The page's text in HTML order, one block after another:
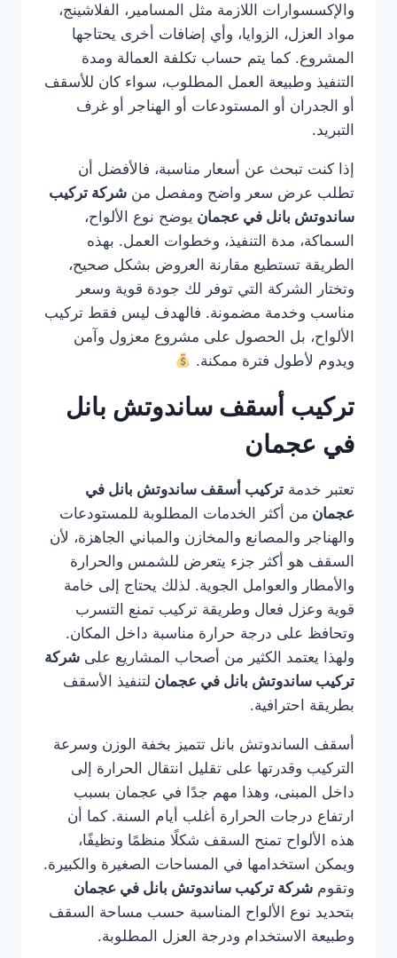
والإكسسوارات اللازمة مثل المسامير، الفلاشينج،
مواد العزل، الزوايا، وأي إضافات أخرى يحتاجها
المشروع. كما يتم حساب تكلفة العمالة ومدة
التنفيذ وطبيعة العمل المطلوب، سواء كان للأسقف
أو الجدران أو المستودعات أو الهناجر أو غرف
التبريد.
إذا كنت تبحث عن أسعار مناسبة، فالأفضل أن
تطلب عرض سعر واضح ومفصل من شركة تركيب
ساندوتش بانل في عجمان يوضح نوع الألواح،
السماكة، مدة التنفيذ، وخطوات العمل. بهذه
الطريقة تستطيع مقارنة العروض بشكل صحيح،
وتختار الشركة التي توفر لك جودة قوية وسعر
مناسب وخدمة مضمونة. فالهدف ليس فقط تركيب
الألواح، بل الحصول على مشروع معزول وآمن
ويدوم لأطول فترة ممكنة.
تركيب أسقف ساندوتش بانل
في عجمان
تعتبر خدمة تركيب أسقف ساندوتش بانل في
عجمان من أكثر الخدمات المطلوبة للمستودعات
والهناجر والمصانع والمخازن والمباني الجاهزة، لأن
السقف هو أكثر جزء يتعرض للشمس والحرارة
والأمطار والعوامل الجوية. لذلك يحتاج إلى خامة
قوية وعزل فعال وطريقة تركيب تمنع التسرب
وتحافظ على درجة حرارة مناسبة داخل المكان.
ولهذا يعتمد الكثير من أصحاب المشاريع على شركة
تركيب ساندوتش بانل في عجمان لتنفيذ الأسقف
بطريقة احترافية.
أسقف الساندوتش بانل تتميز بخفة الوزن وسرعة
التركيب وقدرتها على تقليل انتقال الحرارة إلى
داخل المبنى، وهذا مهم جدًا في عجمان بسبب
ارتفاع درجات الحرارة أغلب أيام السنة. كما أن
هذه الألواح تمنح السقف شكلًا منظمًا ونظيفًا،
ويمكن استخدامها في المساحات الصغيرة والكبيرة.
وتقوم شركة تركيب ساندوتش بانل في عجمان
بتحديد نوع الألواح المناسبة حسب مساحة السقف
وطبيعة الاستخدام ودرجة العزل المطلوبة.